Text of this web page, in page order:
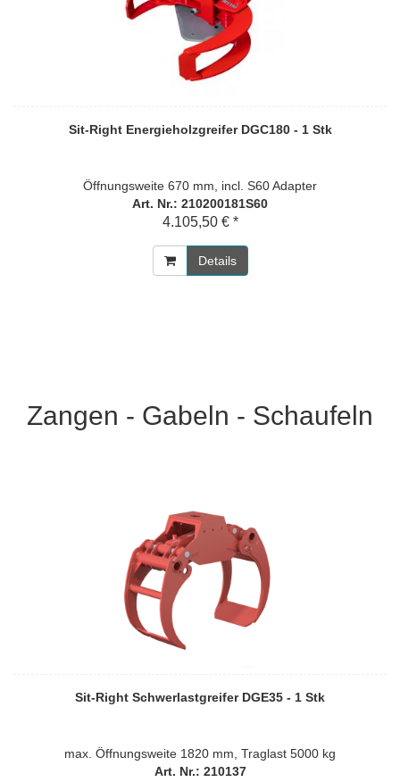
Sit-Right Energieholzgreifer DGC180 - 1 Stk
Öffnungsweite 670 mm, incl. S60 Adapter
Art. Nr.: 210200181S60
4.105,50 € *
Details
Zangen - Gabeln - Schaufeln
Sit-Right Schwerlastgreifer DGE35 - 1 Stk
max. Öffnungsweite 1820 mm, Traglast 5000 kg
Art. Nr.: 210137